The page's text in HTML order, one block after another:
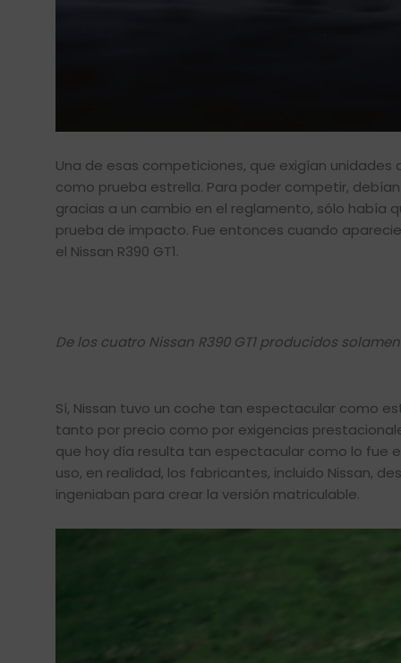
Una de esas competiciones, que exigían unidades
como prueba estrella. Para poder competir,
gracias a un cambio en el reglamento, sólo había
prueba de impacto. Fue entonces cuando
el Nissan R390 GT1.
De los cuatro Nissan R390 GT1 producidos
Sí, Nissan tuvo un coche tan espectacular como
tanto por precio como por exigencias
que hoy día resulta tan espectacular como lo fue
uso, en realidad, los fabricantes, incluido Nissan,
ingeniaban para crear la versión matriculable.